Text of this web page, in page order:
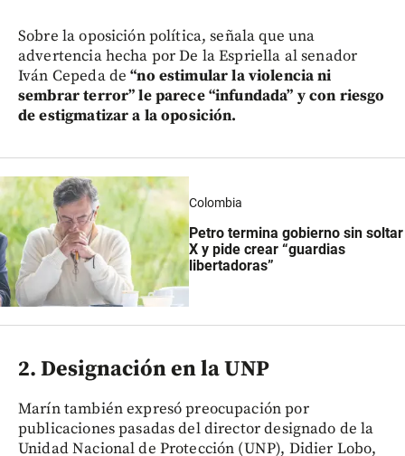
Sobre la oposición política, señala que una
advertencia hecha por De la Espriella al senador
Iván Cepeda de“no estimular la violencia ni
sembrar terror” le parece “infundada” y con riesgo
de estigmatizar a la oposición.
Colombia
Petro termina gobierno sin soltar
X y pide crear “guardias
libertadoras”
2. Designación en la UNP
Marín también expresó preocupación por
publicaciones pasadas del director designado de la
Unidad Nacional de Protección (UNP), Didier Lobo,